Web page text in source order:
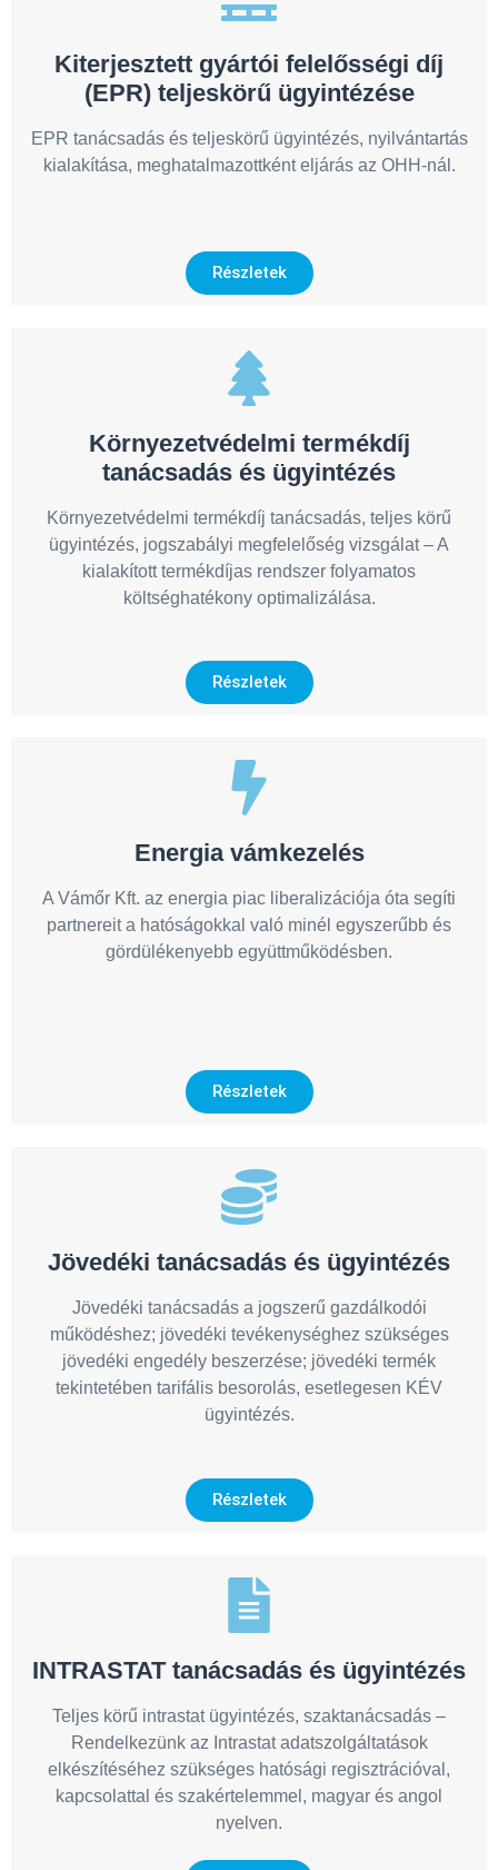
Kiterjesztett gyártói felelősségi díj
(EPR) teljeskörű ügyintézése
EPR tanácsadás és teljeskörű ügyintézés, nyilvántartás
kialakítása, meghatalmazottként eljárás az OHH-nál.
Részletek
Környezetvédelmi termékdíj
tanácsadás és ügyintézés
Környezetvédelmi termékdíj tanácsadás, teljes körű
ügyintézés, jogszabályi megfelelőség vizsgálat – A
kialakított termékdíjas rendszer folyamatos
költséghatékony optimalizálása.
Részletek
Energia vámkezelés
A Vámőr Kft. az energia piac liberalizációja óta segíti
partnereit a hatóságokkal való minél egyszerűbb és
gördülékenyebb együttműködésben.
Részletek
Jövedéki tanácsadás és ügyintézés
Jövedéki tanácsadás a jogszerű gazdálkodói
működéshez; jövedéki tevékenységhez szükséges
jövedéki engedély beszerzése; jövedéki termék
tekintetében tarifális besorolás, esetlegesen KÉV
ügyintézés.
Részletek
INTRASTAT tanácsadás és ügyintézés
Teljes körű intrastat ügyintézés, szaktanácsadás –
Rendelkezünk az Intrastat adatszolgáltatások
elkészítéséhez szükséges hatósági regisztrációval,
kapcsolattal és szakértelemmel, magyar és angol
nyelven.